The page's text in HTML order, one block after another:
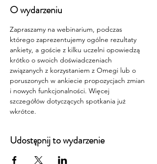
O wydarzeniu
Zapraszamy na webinarium, podczas
którego zaprezentujemy ogólne rezultaty
ankiety, a goście z kilku uczelni opowiedzą
krótko o swoich doświadczeniach
związanych z korzystaniem z Omegi lub o
poruszonych w ankiecie propozycjach zmian
i nowych funkcjonalności. Więcej
szczegółów dotyczących spotkania już
wkrótce.
Udostępnij to wydarzenie